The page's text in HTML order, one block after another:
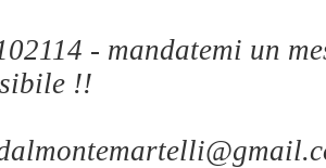
- mandatemi un
!!